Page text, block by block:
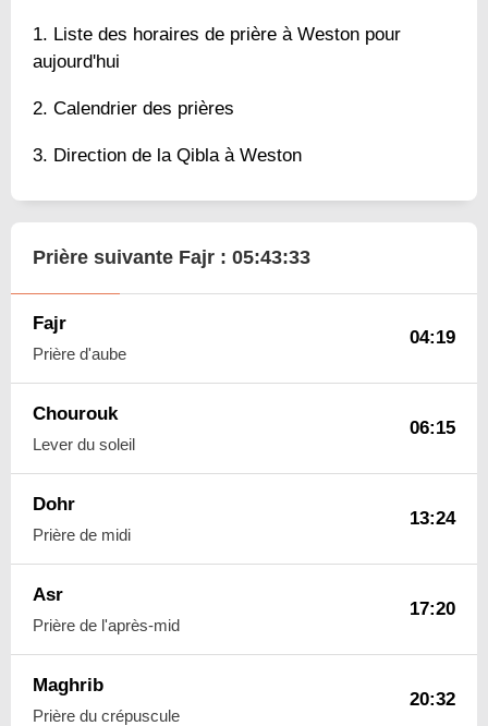
Liste des horaires de prière à Weston pour
aujourd'hui
Calendrier des prières
Direction de la Qibla à Weston
Prière suivante Fajr : 05:43:32
Fajr
Prière d'aube
04:19
Chourouk
Lever du soleil
06:15
Dohr
Prière de midi
13:24
Asr
Prière de l'après-mid
17:20
Maghrib
Prière du crépuscule
20:32